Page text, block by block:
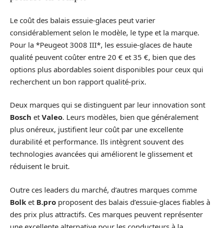
Le coût des balais essuie-glaces peut varier
considérablement selon le modèle, le type et la marque.
Pour la *Peugeot 3008 III*, les essuie-glaces de haute
qualité peuvent coûter entre 20 € et 35 €, bien que des
options plus abordables soient disponibles pour ceux qui
recherchent un bon rapport qualité-prix.
Deux marques qui se distinguent par leur innovation sont
Bosch et Valeo. Leurs modèles, bien que généralement
plus onéreux, justifient leur coût par une excellente
durabilité et performance. Ils intègrent souvent des
technologies avancées qui améliorent le glissement et
réduisent le bruit.
Outre ces leaders du marché, d’autres marques comme
Bolk et B.pro proposent des balais d’essuie-glaces fiables à
des prix plus attractifs. Ces marques peuvent représenter